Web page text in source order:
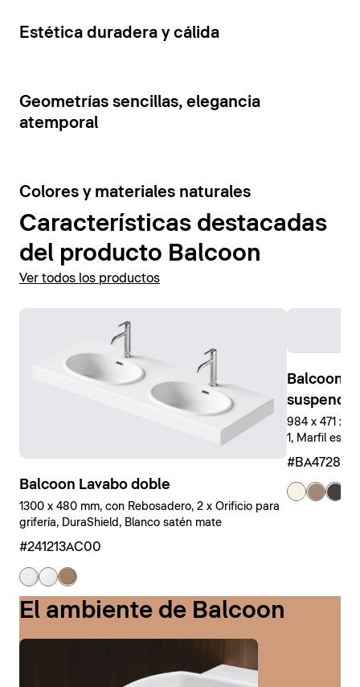
combinación de colores contrastantes.
Mostrar muebles de baño
5
Estética duradera y cálida
7
Geometrías sencillas, elegancia
atemporal
6
Colores y materiales naturales
Características destacadas
del producto Balcoon
Ver todos los productos
Balcoon Lavabo doble
1300 x 480 mm, con Rebosadero, 2 x Orificio para
grifería, DuraShield, Blanco satén mate
#241213AC00
Balcoon
984 x 471 x
1, Marfil
El ambiente de Balcoon